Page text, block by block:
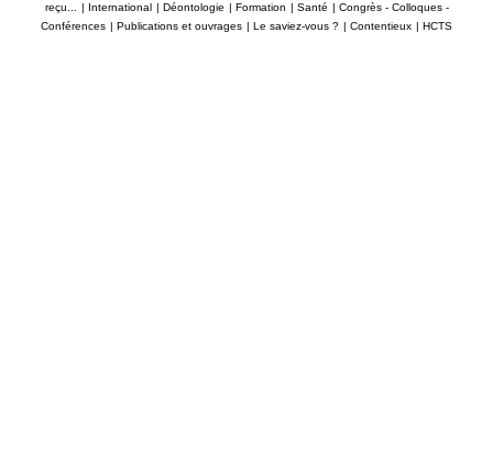
reçu...
| International | Déontologie | Formation | Santé | Congrès - Colloques -
Conférences | Publications et ouvrages | Le saviez-vous ? | Contentieux | HCTS